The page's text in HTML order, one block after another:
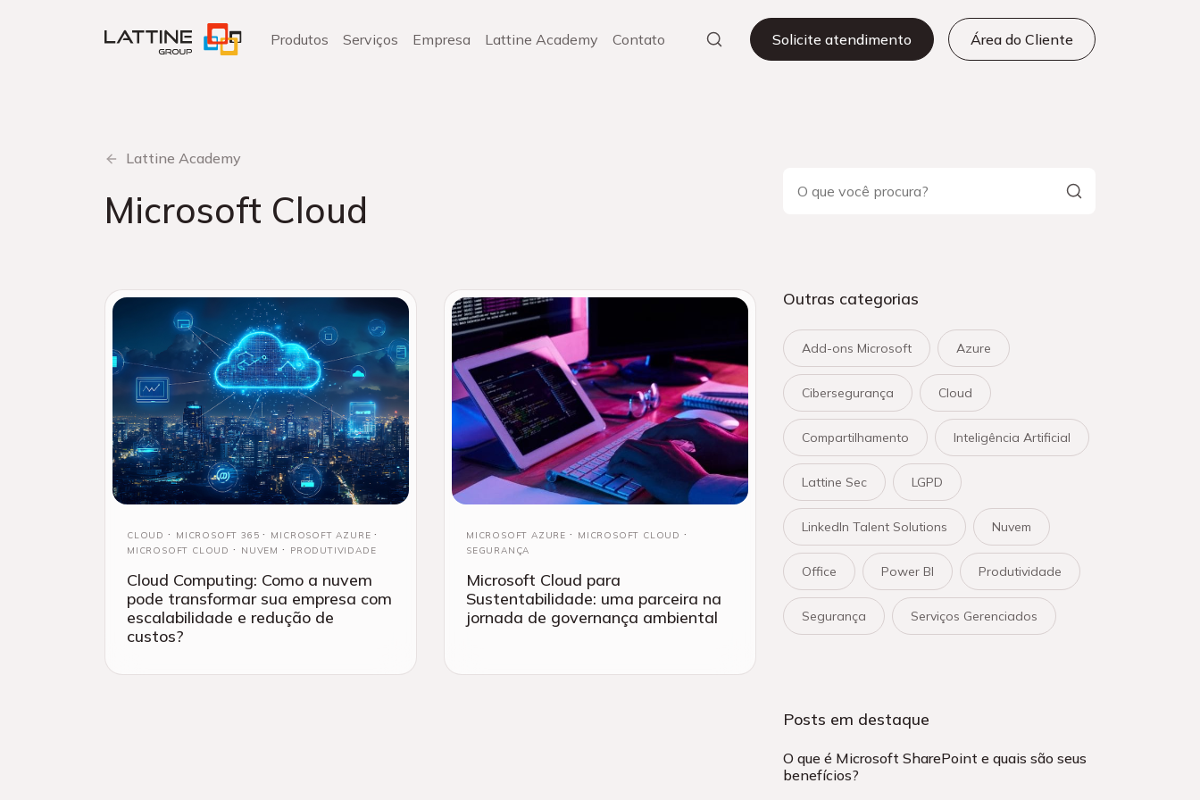
Produtos Serviços Empresa Lattine Academy Contato Solicite atendimento Área do Cliente
Lattine Academy
Microsoft Cloud
CLOUD MICROSOFT 365
MICROSOFT AZURE
MICROSOFT CLOUD
NUVEM PRODUTIVIDADE
Cloud Computing: Como a nuvem
pode transformar sua empresa com
escalabilidade e redução de
custos?
MICROSOFT AZURE
MICROSOFT CLOUD
SEGURANÇA
Microsoft Cloud para
Sustentabilidade: uma parceira na
jornada de governança ambiental
Outras categorias
Add-ons Microsoft Azure
Cibersegurança Cloud
Compartilhamento Inteligência Artificial
Lattine Sec LGPD
LinkedIn Talent Solutions Nuvem
Office Power BI Produtividade
Segurança Serviços Gerenciados
Posts em destaque
O que é Microsoft SharePoint e quais são seus
benefícios?